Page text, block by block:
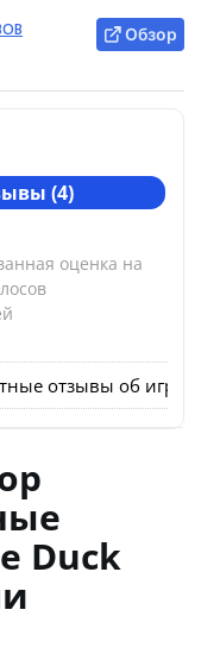
Обзор
(4)
оценка на
отзывы об игре
Duck